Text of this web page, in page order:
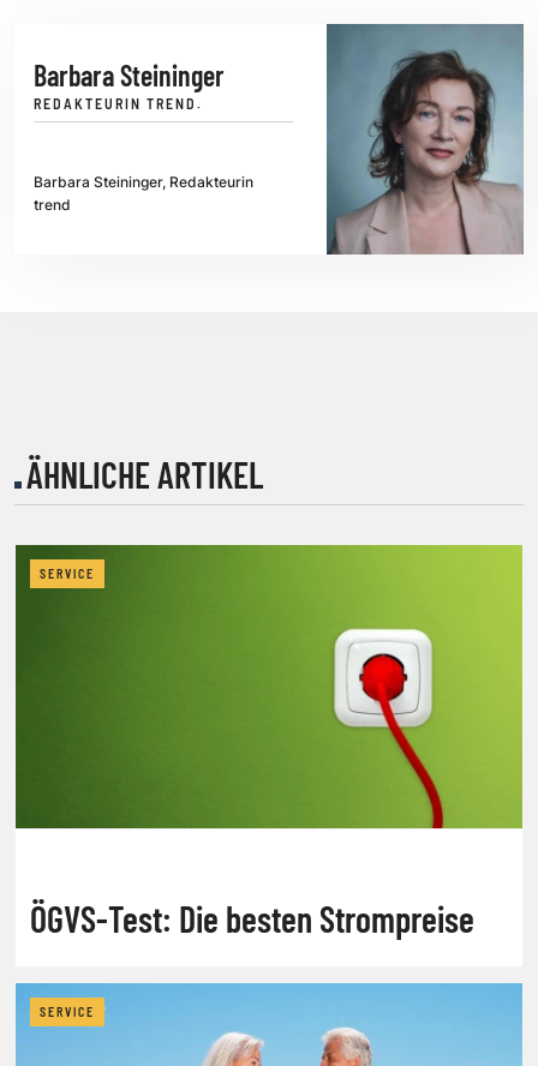
Barbara Steininger
REDAKTEURIN TREND.
Barbara Steininger, Redakteurin
trend
ÄHNLICHE ARTIKEL
SERVICE
ÖGVS-Test: Die besten Strompreise
SERVICE